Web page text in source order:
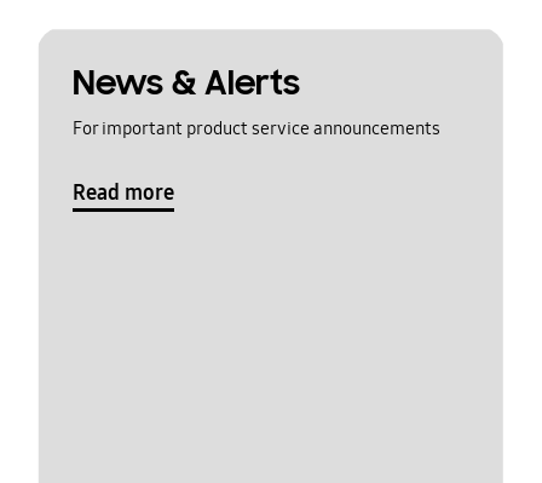
News & Alerts
For important product service announcements
Read more